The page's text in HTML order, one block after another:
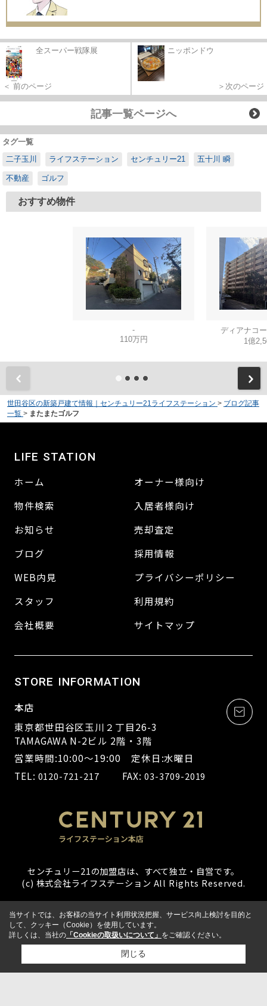
全スーパー戦隊展
＜ 前のページ
ニッポンドウ
＞次のページ
記事一覧ページへ
タグ一覧
二子玉川
ライフステーション センチュリー21 五十川 瞬
不動産 ゴルフ
おすすめ物件
-
110万円
ディアナコ
1億
世田谷区の新築戸建て情報｜センチュリー21ライフステーション > ブログ記事
一覧 > またまたゴルフ
LIFE STATION
ホーム
物件検索
お知らせ
ブログ
WEB内見
スタッフ
会社概要
オーナー様向け
入居者様向け
売却査定
採用情報
プライバシーポリシー
利用規約
サイトマップ
STORE INFORMATION
本店
東京都世田谷区玉川２丁目26-3
TAMAGAWA N-2ビル 2階・3階
営業時間:10:00～19:00 定休日:水曜日
TEL: 0120-721-217 FAX:03-3709-2019
センチュリー21の加盟店は、すべて独立・自営です。
(c) 株式会社ライフステーション All Rights Reserved.
当サイトでは、お客様の当サイト利用状況把握、サービス向上検討を目的と
して、クッキー（Cookie）を使用しています。
詳しくは、当社の 「Cookieの取扱いについて」 をご確認ください。
閉じる